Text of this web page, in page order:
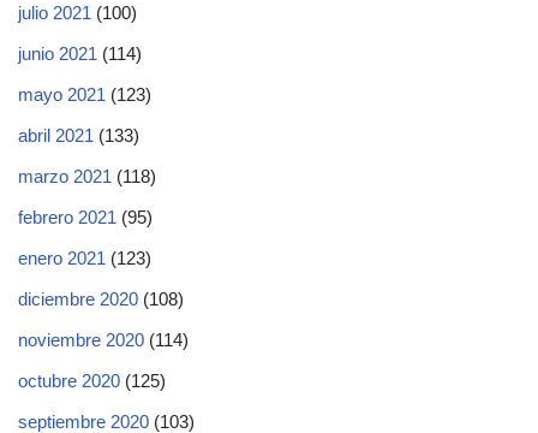
julio 2021 (100)
junio 2021 (114)
mayo 2021 (123)
abril 2021 (133)
marzo 2021 (118)
febrero 2021 (95)
enero 2021 (123)
diciembre 2020 (108)
noviembre 2020 (114)
octubre 2020 (125)
septiembre 2020 (103)